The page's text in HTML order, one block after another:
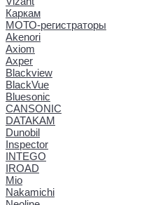
Каркам
МОТО-регистраторы
Akenori
Axiom
Axper
Blackview
BlackVue
Bluesonic
CANSONIC
DATAKAM
Dunobil
Inspector
INTEGO
IROAD
Mio
Nakamichi